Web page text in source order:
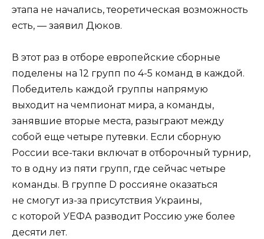
этапа не начались, теоретическая возможность
есть, — заявил Дюков.
В этот раз в отборе европейские сборные
поделены на 12 групп по 4-5 команд в каждой.
Победитель каждой группы напрямую
выходит на чемпионат мира, а команды,
занявшие вторые места, разыграют между
собой еще четыре путевки. Если сборную
России все-таки включат в отборочный турнир,
то в одну из пяти групп, где сейчас четыре
команды. В группе D россияне оказаться
не смогут из-за присутствия Украины,
с которой УЕФА разводит Россию уже более
десяти лет.